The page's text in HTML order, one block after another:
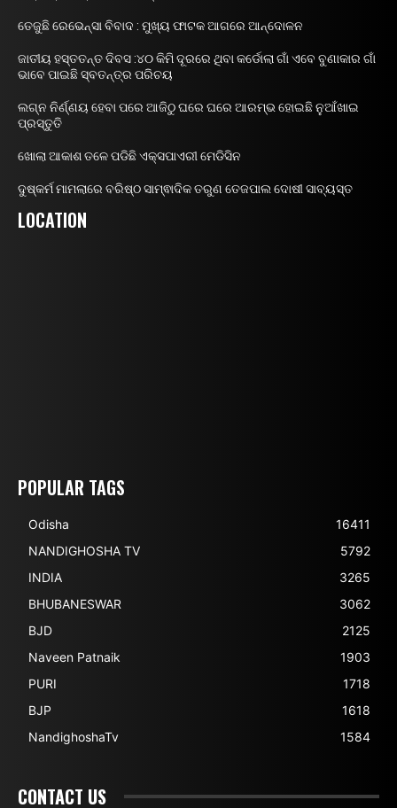
ତେଜୁଛି ରେଭେନ୍ସା ବିବାଦ : ମୁଖ୍ୟ ଫାଟକ ଆଗରେ ଆନ୍ଦୋଳନ
ଜାତୀୟ ହସ୍ତତନ୍ତ ଦିବସ :୪୦ କିମି ଦୂରରେ ଥିବା କର୍ଡୋଲା ଗାଁ ଏବେ ବୁଣାକାର ଗାଁ
ଭାବେ ପାଇଛି ସ୍ବତନ୍ତ୍ର ପରିଚୟ
ଲଗ୍ନ ନିର୍ଣ୍ଣୟ ହେବା ପରେ ଆଜିଠୁ ଘରେ ଘରେ ଆରମ୍ଭ ହୋଇଛି ନୁଆଁଖାଇ
ପ୍ରସ୍ତୁତି
ଖୋଲା ଆକାଶ ତଳେ ପଡିଛି ଏକ୍ସପାଏରୀ ମେଡିସିନ
ଦୁଷ୍କର୍ମ ମାମଲାରେ ବରିଷ୍ଠ ସାମ୍ଵାଦିକ ତରୁଣ ତେଜପାଲ ଦୋଷୀ ସାବ୍ୟସ୍ତ
LOCATION
POPULAR TAGS
Odisha
16411
NANDIGHOSHA TV
5792
INDIA
3265
BHUBANESWAR
3062
BJD
2125
Naveen Patnaik
1903
PURI
1718
BJP
1618
NandighoshaTv
1584
CONTACT US